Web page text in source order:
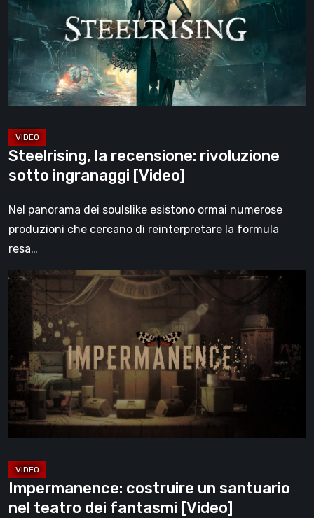
rivoluzione
sotto
ingranaggi
[Video]
Steelrising, la recensione: rivoluzione
sotto ingranaggi [Video]
Nel panorama dei soulslike esistono ormai numerose
produzioni che cercano di reinterpretare la formula
resa…
Impermanence:
costruire
santuario
nel
teatro
fantasmi
[Video]
Impermanence: costruire un santuario
nel teatro dei fantasmi [Video]